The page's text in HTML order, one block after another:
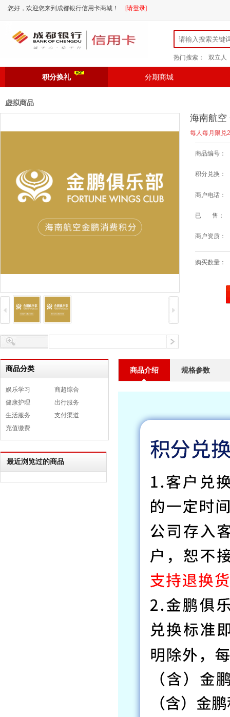
您好，欢迎您来到成都银行信用卡商城！ [请登录]
热门搜索： 双立人
积分换礼 分期商城
虚拟商品
海南航空
每人每月限兑
商品编号：
积分兑换：
商户电话：
已 售：
商户资质：
购买数量：
商品分类
娱乐学习
商超综合
健康护理
出行服务
生活服务
支付渠道
充值缴费
最近浏览过的商品
商品介绍 规格参数